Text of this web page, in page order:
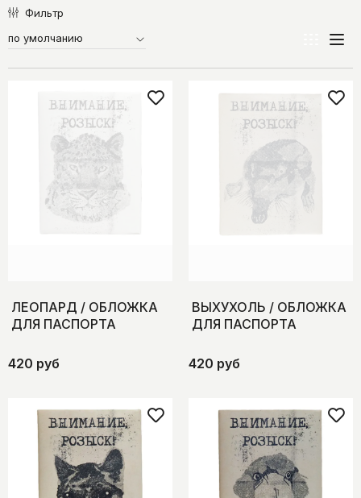
Фильтр
ЛЕОПАРД / ОБЛОЖКА
ДЛЯ ПАСПОРТА
420 руб
ВЫХУХОЛЬ / ОБЛОЖКА
ДЛЯ ПАСПОРТА
420 руб